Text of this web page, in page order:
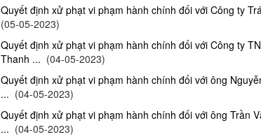
Quyết định xử phạt vi phạm hành chính đối với Công ty
(05-05-2023)
Quyết định xử phạt vi phạm hành chính đối với Công ty
Thanh ... (04-05-2023)
Quyết định xử phạt vi phạm hành chính đối với ông
... (04-05-2023)
Quyết định xử phạt vi phạm hành chính đối với ông Trần
... (04-05-2023)